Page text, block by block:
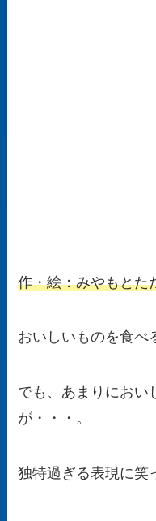
作・絵：みやもと
おいしいものを食べ
でも、あまりにおい
が・・・。
独特過ぎる表現に笑